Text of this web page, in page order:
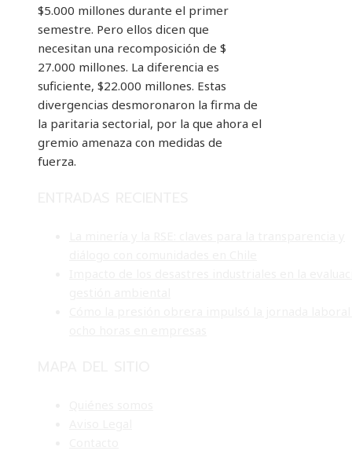
$5.000 millones durante el primer
semestre. Pero ellos dicen que
necesitan una recomposición de $
27.000 millones. La diferencia es
suficiente, $22.000 millones. Estas
divergencias desmoronaron la firma de
la paritaria sectorial, por la que ahora el
gremio amenaza con medidas de
fuerza.